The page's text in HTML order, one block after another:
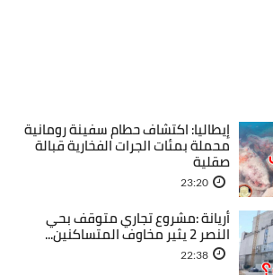
إيطاليا: اكتشاف حطام سفينة رومانية
محملة بمئات الجرات الفخارية قبالة
صقلية
23:20
أريانة :مشروع تجاري متوقف بحي
النصر 2 يثير مخاوف المتساكنين...
22:38